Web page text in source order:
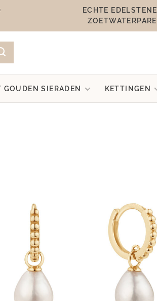
ECHTE
GOUDEN SIERADEN KETTINGEN